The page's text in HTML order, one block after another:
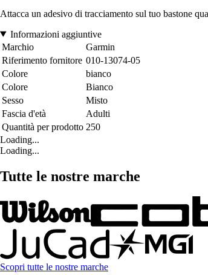
Attacca un adesivo di tracciamento sul tuo bastone
Informazioni aggiuntive
Marchio
Garmin
Riferimento fornitore 010-13074-05
Colore
bianco
Colore
Bianco
Sesso
Misto
Fascia d'età
Adulti
Quantità per prodotto 250
Loading...
Loading...
Tutte le nostre marche
Scopri tutte le nostre marche